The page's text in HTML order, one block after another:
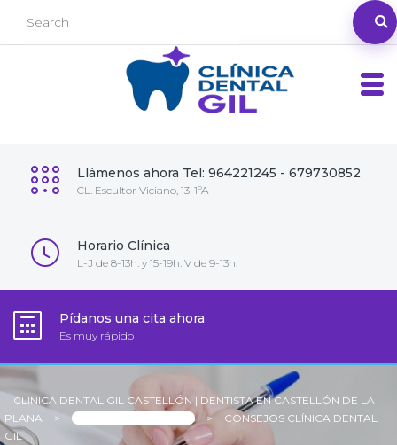
Llámenos ahora Tel: 964221245 - 679730852
CL. Escultor Viciano, 13-1ºA
Horario Clínica
L-J de 8-13h. y 15-19h. V de 9-13h.
Pídanos una cita ahora
Es muy rápido
CLINICA DENTAL GIL CASTELLÓN | DENTISTA EN CASTELLÓN DE LA
PLANA
> CONSEJOS Y NOTICIAS >
CONSEJOS CLÍNICA DENTAL
GIL